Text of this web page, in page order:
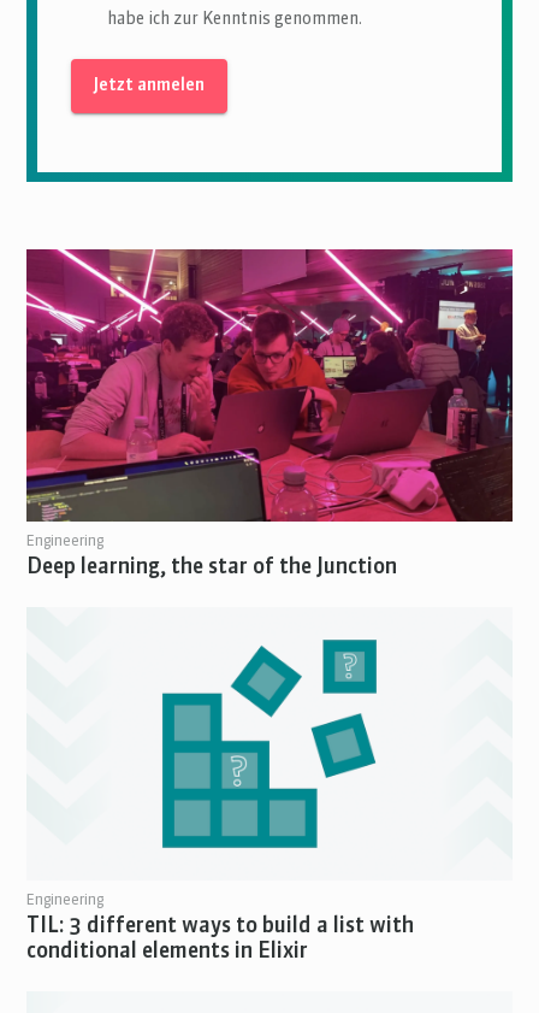
habe ich zur Kenntnis genommen.
Engineering
Deep learning, the star of the Junction
Engineering
TIL: 3 different ways to build a list with
conditional elements in Elixir